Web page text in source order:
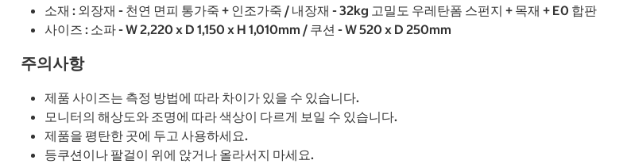
소재 : 외장재 - 천연 면피 통가죽 + 인조가죽 / 내장재 - 32kg 고밀도 우레탄폼 스펀지 + 목재 + E0 합판
사이즈 : 소파 - W 2,220 x D 1,150 x H 1,010mm / 쿠션 - W 520 x D 250mm
주의사항
제품 사이즈는 측정 방법에 따라 차이가 있을 수 있습니다.
모니터의 해상도와 조명에 따라 색상이 다르게 보일 수 있습니다.
제품을 평탄한 곳에 두고 사용하세요.
등쿠션이나 팔걸이 위에 앉거나 올라서지 마세요.